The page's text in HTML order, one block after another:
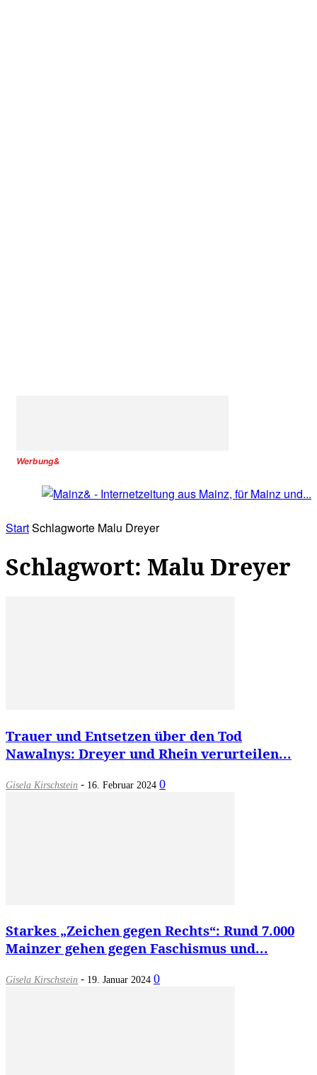
Werbung&
StartSchlagworte Malu Dreyer
Schlagwort: Malu Dreyer
Trauer und Entsetzen über den Tod
Nawalnys: Dreyer und Rhein verurteilen...
Gisela Kirschstein - 16. Februar 2024 0
Starkes „Zeichen gegen Rechts“: Rund 7.000
Mainzer gehen gegen Faschismus und...
Gisela Kirschstein - 19. Januar 2024 0